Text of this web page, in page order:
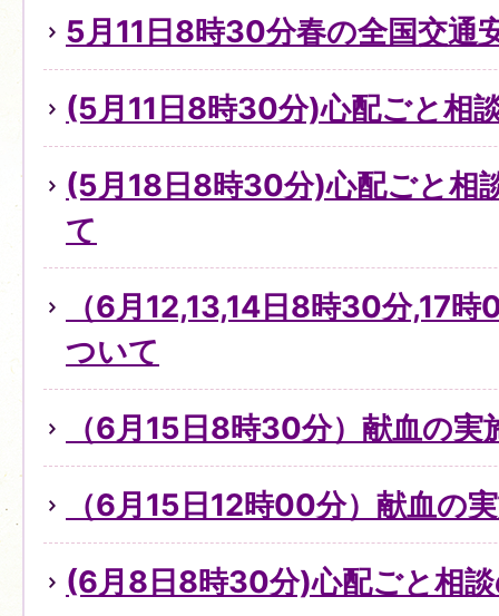
5月11日8時30分春の全国交通
(5月11日8時30分)心配ごと相
(5月18日8時30分)心配ごと相
て
（6月12,13,14日8時30分,17
ついて
（6月15日8時30分）献血の実
（6月15日12時00分）献血の
(6月8日8時30分)心配ごと相